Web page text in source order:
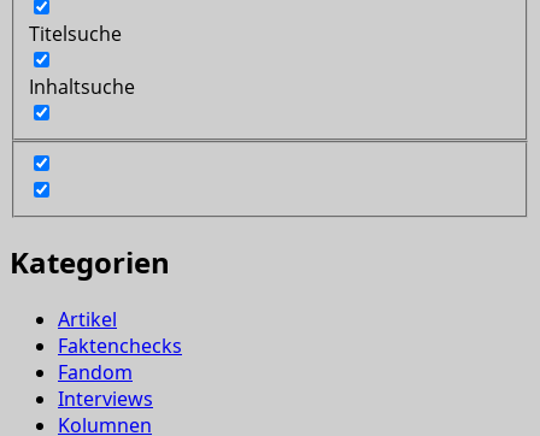
Titelsuche
Inhaltsuche
Kategorien
Artikel
Faktenchecks
Fandom
Interviews
Kolumnen